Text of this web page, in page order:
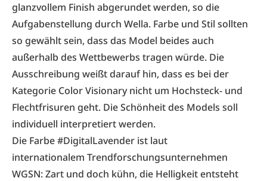
glanzvollem Finish abgerundet werden, so die
Aufgabenstellung durch Wella. Farbe und Stil sollten
so gewählt sein, dass das Model beides auch
außerhalb des Wettbewerbs tragen würde. Die
Ausschreibung weißt darauf hin, dass es bei der
Kategorie Color Visionary nicht um Hochsteck- und
Flechtfrisuren geht. Die Schönheit des Models soll
individuell interpretiert werden.
Die Farbe #DigitalLavender ist laut
internationalem Trendforschungsunternehmen
WGSN: Zart und doch kühn, die Helligkeit entsteht